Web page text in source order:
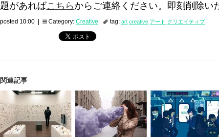
題があればこちらからご連絡ください。即刻削除い
posted 10:00 | Category: Creative tag: art creative アート クリエイティブ
関連記事